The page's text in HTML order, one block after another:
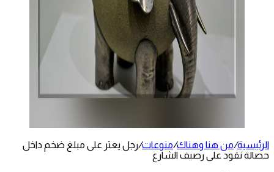
الرئيسية/من هنا وهناك/منوعات/رجل يعثر على مبلغ ضخم داخل
حصالة نقود على رصيف الشارع